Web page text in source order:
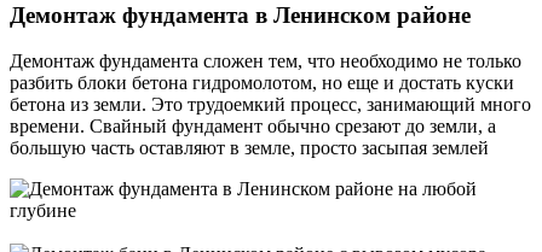
Демонтаж фундамента в Ленинском районе
Демонтаж фундамента сложен тем, что необходимо не только
разбить блоки бетона гидромолотом, но еще и достать куски
бетона из земли. Это трудоемкий процесс, занимающий много
времени. Свайный фундамент обычно срезают до земли, а
большую часть оставляют в земле, просто засыпая землей